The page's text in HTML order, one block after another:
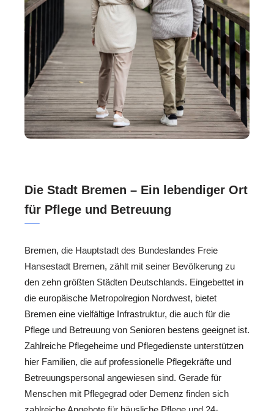
Die Stadt Bremen – Ein lebendiger Ort
für Pflege und Betreuung
Bremen, die Hauptstadt des Bundeslandes Freie
Hansestadt Bremen, zählt mit seiner Bevölkerung zu
den zehn größten Städten Deutschlands. Eingebettet in
die europäische Metropolregion Nordwest, bietet
Bremen eine vielfältige Infrastruktur, die auch für die
Pflege und Betreuung von Senioren bestens geeignet ist.
Zahlreiche Pflegeheime und Pflegedienste unterstützen
hier Familien, die auf professionelle Pflegekräfte und
Betreuungspersonal angewiesen sind. Gerade für
Menschen mit Pflegegrad oder Demenz finden sich